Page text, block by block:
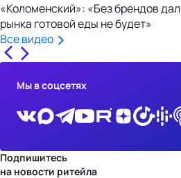
«Коломенский»: «Без брендов
рынка готовой еды не будет»
Все видео
Мы в соцсетях
Подпишитесь
на новости ритейла